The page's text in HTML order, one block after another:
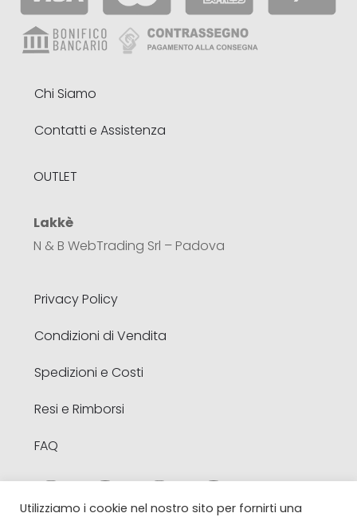
Chi Siamo
Contatti e Assistenza
OUTLET
Lakkè
N & B WebTrading Srl – Padova
Privacy Policy
Condizioni di Vendita
Spedizioni e Costi
Resi e Rimborsi
FAQ
Utilizziamo i cookie nel nostro sito per fornirti una